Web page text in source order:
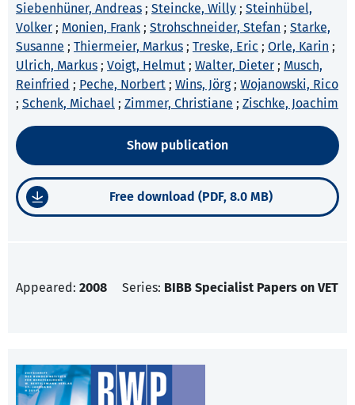
Siebenhüner, Andreas ; Steincke, Willy ; Steinhübel,
Volker ; Monien, Frank ; Strohschneider, Stefan ; Starke,
Susanne ; Thiermeier, Markus ; Treske, Eric ; Orle, Karin ;
Ulrich, Markus ; Voigt, Helmut ; Walter, Dieter ; Musch,
Reinfried ; Peche, Norbert ; Wins, Jörg; Wojanowski, Rico
; Schenk, Michael ; Zimmer, Christiane ; Zischke, Joachim
Show publication
Free download (PDF, 8.0 MB)
Appeared: 2008 Series: BIBB Specialist Papers on VET